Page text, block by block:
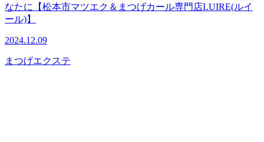
なたに【松本市マツエク＆まつげカール専門店LUIRE(ルイ
ール)】
2024.12.09
まつげエクステ